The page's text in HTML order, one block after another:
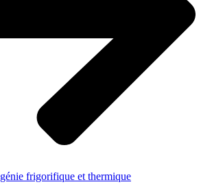
génie frigorifique et thermique